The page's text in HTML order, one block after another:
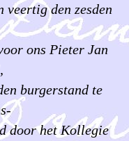
den zesden
ons Pieter Jan
burgerstand te
door het Kollegie